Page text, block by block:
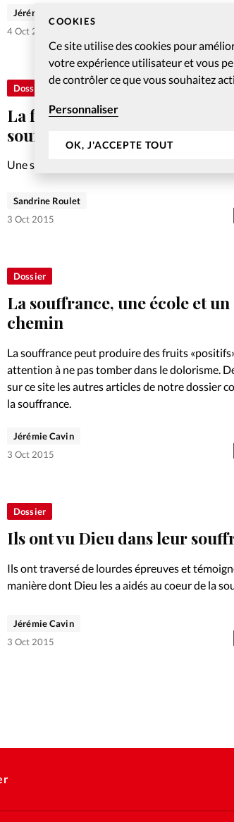
COOKIES
Ce site utilise des cookies pour
votre expérience utilisateur et vous
de contrôler ce que vous souhaitez
Personnaliser
OK, J'ACCEPTE TOUT
insupportable. Découvrez sur ce site les autres
de notre dossier…
Jérémie Cavin
4 Oct 2015
Dossier
La foi peut donner du sens à la
souffrance
Une société sans souffrance, est-ce possible?
défaut, quel sens donner aux épreuves qui
injustes et comment accompagner ceux qui les
Sandrine Roulet
3 Oct 2015
Dossier
La souffrance, une école et un
chemin
La souffrance peut produire des fruits
attention à ne pas tomber dans le dolorisme.
sur ce site les autres articles de notre dossier
la souffrance.
Jérémie Cavin
3 Oct 2015
Dossier
Ils ont vu Dieu dans leur
Ils ont traversé de lourdes épreuves et
manière dont Dieu les a aidés au coeur de la
notre dossier consacré à la…
Jérémie Cavin
3 Oct 2015